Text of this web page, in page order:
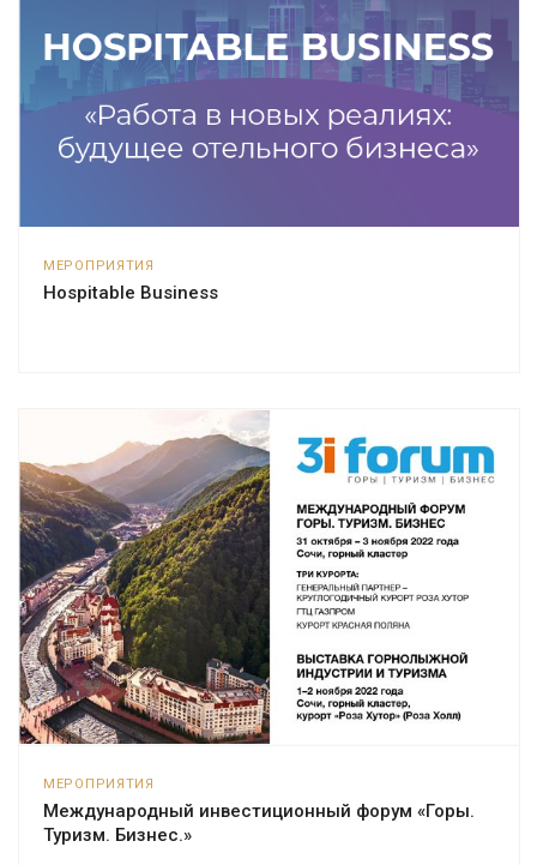
МЕРОПРИЯТИЯ
Hospitable Business
МЕРОПРИЯТИЯ
Международный инвестиционный форум «Горы.
Туризм. Бизнес.»